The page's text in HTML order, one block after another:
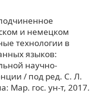
и немецком
технологии в
языков:
научно-
/ под ред. С. Л.
Мар. гос. ун-т, 2017.